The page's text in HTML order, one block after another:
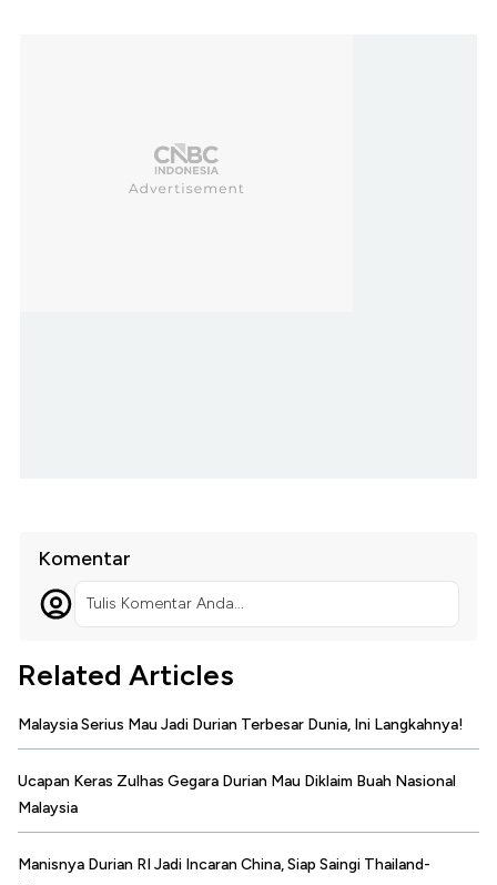
Komentar
Tulis Komentar Anda...
Related Articles
Malaysia Serius Mau Jadi Durian Terbesar Dunia, Ini Langkahnya!
Ucapan Keras Zulhas Gegara Durian Mau Diklaim Buah Nasional
Malaysia
Manisnya Durian RI Jadi Incaran China, Siap Saingi Thailand-